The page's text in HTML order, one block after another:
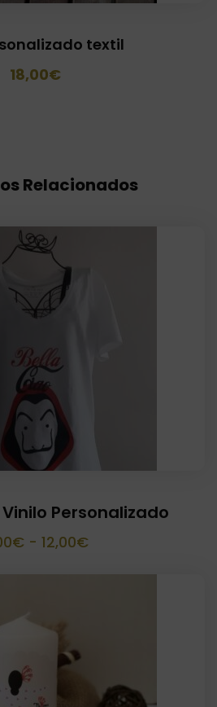
textil
El
25,00€.
18,00€El
18,00€.
Relacionados
Personalizado
€ - 12,00€Rango
12,00€